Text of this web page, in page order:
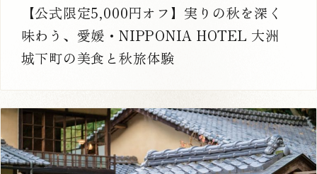
【公式限定5,000円オフ】実りの秋を深く
味わう、愛媛・NIPPONIA HOTEL 大洲
城下町の美食と秋旅体験